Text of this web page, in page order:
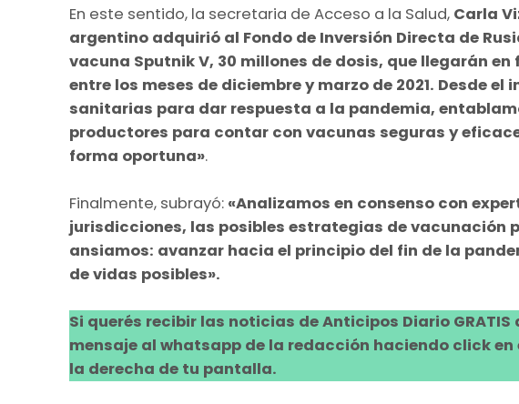
En este sentido, la secretaria de Acceso a la Salud, Carla
argentino adquirió al Fondo de Inversión Directa de
vacuna Sputnik V, 30 millones de dosis, que llegarán
entre los meses de diciembre y marzo de 2021. Desde
sanitarias para dar respuesta a la pandemia,
productores para contar con vacunas seguras y
forma oportuna».
Finalmente, subrayó: «Analizamos en consenso con
jurisdicciones, las posibles estrategias de vacunación
ansiamos: avanzar hacia el principio del fin de la
de vidas posibles».
Si querés recibir las noticias de Anticipos Diario
mensaje al whatsapp de la redacción haciendo click
la derecha de tu pantalla.